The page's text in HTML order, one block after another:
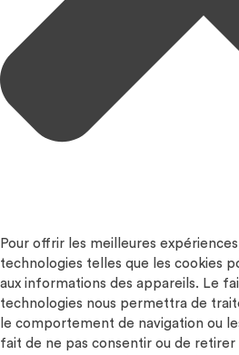
Pour offrir les meilleures
technologies telles que les cookies
aux informations des appareils. Le
technologies nous permettra de
le comportement de navigation ou
fait de ne pas consentir ou de